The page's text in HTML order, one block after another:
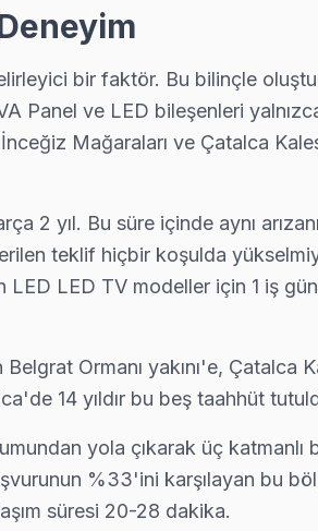
ortamda çalışan TV'lerde ısıl macun
araç takip sistemimiz sayesinde ekibin
teşhis yapıyoruz; tamir yapılmazsa
bir sorun. Orijinal T-Con ile değişim
bir faktör. Bu bilinçle
Panel ve LED bileşenleri
Mağaraları ve Çatalca
2 yıl. Bu süre içinde aynı
teklif hiçbir koşulda
LED LED TV modeller için 1 iş
Ormanı yakını'e, Çatalca
14 yıldır bu beş taahhüt
yola çıkarak üç
%33'ini karşılayan bu
süresi 20-28 dakika.